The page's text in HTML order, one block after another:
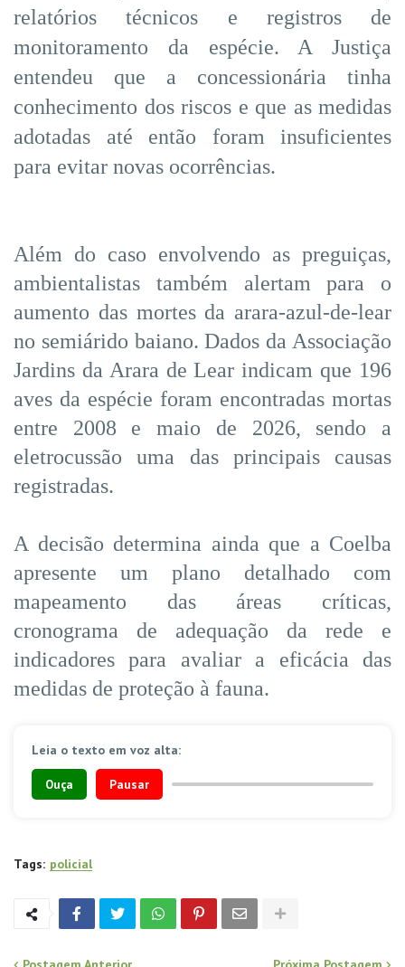
relatórios técnicos e registros de
monitoramento da espécie. A Justiça
entendeu que a concessionária tinha
conhecimento dos riscos e que as medidas
adotadas até então foram insuficientes
para evitar novas ocorrências.
Além do caso envolvendo as preguiças,
ambientalistas também alertam para o
aumento das mortes da arara-azul-de-lear
no semiárido baiano. Dados da Associação
Jardins da Arara de Lear indicam que 196
aves da espécie foram encontradas mortas
entre 2008 e maio de 2026, sendo a
eletrocussão uma das principais causas
registradas.
A decisão determina ainda que a Coelba
apresente um plano detalhado com
mapeamento das áreas críticas,
cronograma de adequação da rede e
indicadores para avaliar a eficácia das
medidas de proteção à fauna.
Leia o texto em voz alta:
Ouça Pausar
Tags: policial